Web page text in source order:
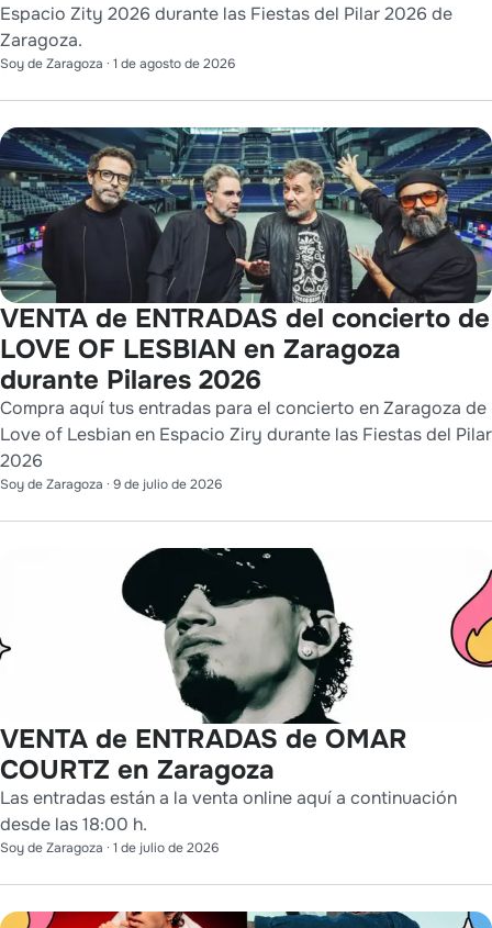
Espacio Zity 2026 durante las Fiestas del Pilar 2026 de
Zaragoza.
Soy de Zaragoza · 1 de agosto de 2026
VENTA de ENTRADAS del concierto de
LOVE OF LESBIAN en Zaragoza
durante Pilares 2026
Compra aquí tus entradas para el concierto en Zaragoza de
Love of Lesbian en Espacio Ziry durante las Fiestas del Pilar
2026
Soy de Zaragoza · 9 de julio de 2026
VENTA de ENTRADAS de OMAR
COURTZ en Zaragoza
Las entradas están a la venta online aquí a continuación
desde las 18:00 h.
Soy de Zaragoza · 1 de julio de 2026